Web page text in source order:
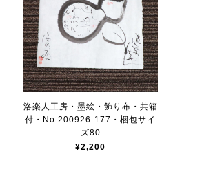
洛楽人工房・墨絵・飾り布・共箱
付・No.200926-177・梱包サイ
ズ80
¥2,200